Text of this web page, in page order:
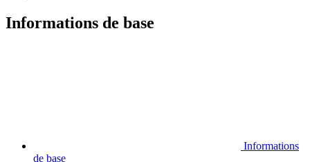
Informations de base
Informations
de base